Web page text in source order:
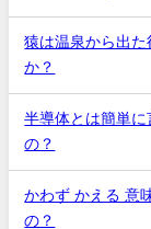
猿は温泉から出た
か？
半導体とは簡単
の？
かわず かえる 意
の？